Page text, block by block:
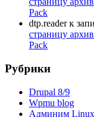
Pack
dtp.readerк
страницу
Pack
Рубрики
Drupal 8/9
Wpmu blog
Админим Linux